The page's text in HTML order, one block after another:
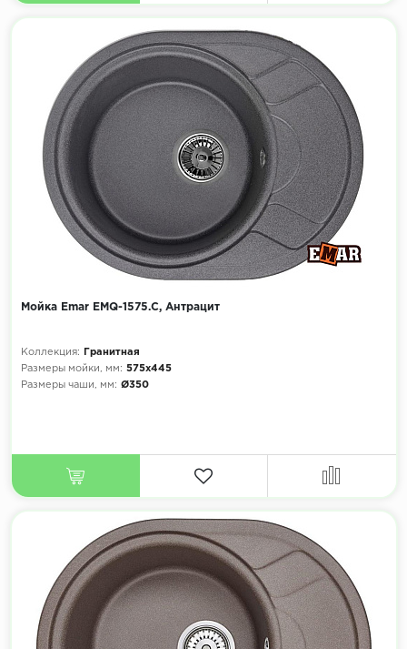
Мойка Emar EMQ-1575.C, Антрацит
Коллекция:
Гранитная
Размеры мойки, мм: 575х445
Размеры чаши, мм: Ø350